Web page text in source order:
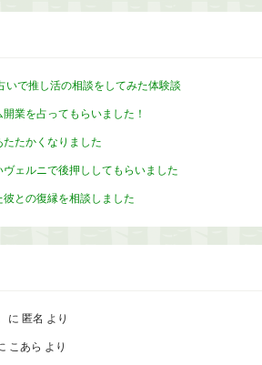
いで推し活の相談をしてみた体験談
業を占ってもらいました！
たかくなりました
ェルニで後押ししてもらいました
との復縁を相談しました
に 匿名 より
こあら より